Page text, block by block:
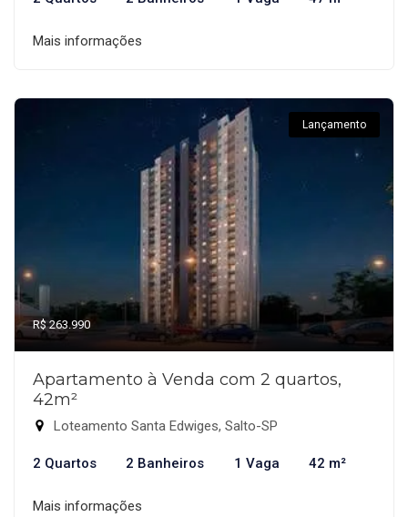
Mais informações
Lançamento
R$ 263.990
Apartamento à Venda com 2 quartos,
42m²
Loteamento Santa Edwiges, Salto-SP
2 Quartos 2 Banheiros 1 Vaga 42 m²
Mais informações